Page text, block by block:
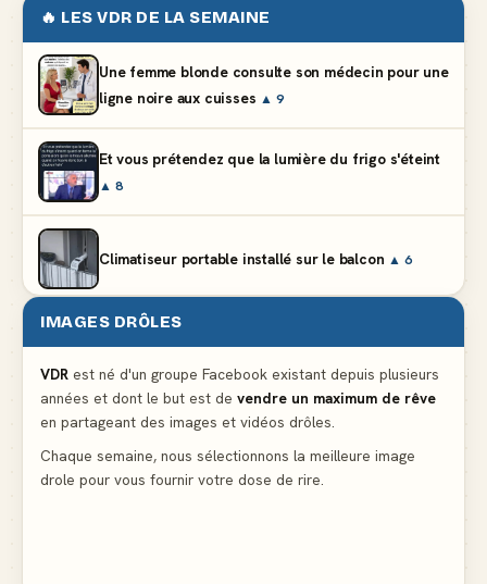
🔥 LES VDR DE LA SEMAINE
Une femme blonde consulte son médecin pour une
ligne noire aux cuisses ▲ 9
Et vous prétendez que la lumière du frigo s'éteint
▲ 8
Climatiseur portable installé sur le balcon ▲ 6
Partager l'addition alors que vous n'avez pris
Le mendiant revient avec un livre de cuisine
IMAGES DRÔLES
VDR est né d'un groupe Facebook existant depuis plusieurs
années et dont le but est de vendre un maximum de rêve
en partageant des images et vidéos drôles.
Chaque semaine, nous sélectionnons la meilleure image
drole pour vous fournir votre dose de rire.